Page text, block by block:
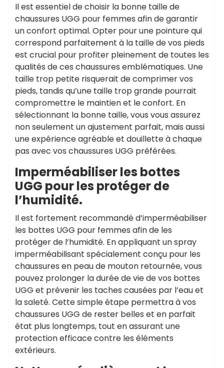
Il est essentiel de choisir la bonne taille de
chaussures UGG pour femmes afin de garantir
un confort optimal. Opter pour une pointure qui
correspond parfaitement à la taille de vos pieds
est crucial pour profiter pleinement de toutes les
qualités de ces chaussures emblématiques. Une
taille trop petite risquerait de comprimer vos
pieds, tandis qu’une taille trop grande pourrait
compromettre le maintien et le confort. En
sélectionnant la bonne taille, vous vous assurez
non seulement un ajustement parfait, mais aussi
une expérience agréable et douillette à chaque
pas avec vos chaussures UGG préférées.
Imperméabiliser les bottes
UGG pour les protéger de
l’humidité.
Il est fortement recommandé d’imperméabiliser
les bottes UGG pour femmes afin de les
protéger de l’humidité. En appliquant un spray
imperméabilisant spécialement conçu pour les
chaussures en peau de mouton retournée, vous
pouvez prolonger la durée de vie de vos bottes
UGG et prévenir les taches causées par l’eau et
la saleté. Cette simple étape permettra à vos
chaussures UGG de rester belles et en parfait
état plus longtemps, tout en assurant une
protection efficace contre les éléments
extérieurs.